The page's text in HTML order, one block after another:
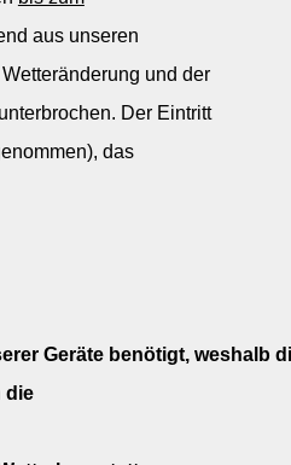
aus unseren
und der
Der Eintritt
das
Geräte benötigt, weshalb
die